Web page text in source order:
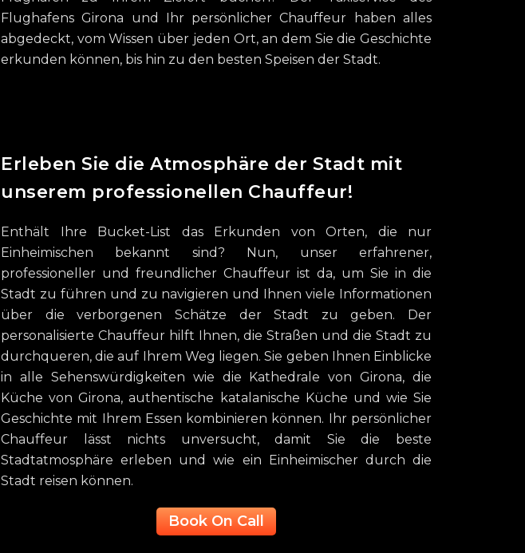
Flughafens Girona und Ihr persönlicher Chauffeur haben alles
abgedeckt, vom Wissen über jeden Ort, an dem Sie die Geschichte
erkunden können, bis hin zu den besten Speisen der Stadt.
Erleben Sie die Atmosphäre der Stadt mit
unserem professionellen Chauffeur!
Enthält Ihre Bucket-List das Erkunden von Orten, die nur
Einheimischen bekannt sind? Nun, unser erfahrener,
professioneller und freundlicher Chauffeur ist da, um Sie in die
Stadt zu führen und zu navigieren und Ihnen viele Informationen
über die verborgenen Schätze der Stadt zu geben. Der
personalisierte Chauffeur hilft Ihnen, die Straßen und die Stadt zu
durchqueren, die auf Ihrem Weg liegen. Sie geben Ihnen Einblicke
in alle Sehenswürdigkeiten wie die Kathedrale von Girona, die
Küche von Girona, authentische katalanische Küche und wie Sie
Geschichte mit Ihrem Essen kombinieren können. Ihr persönlicher
Chauffeur lässt nichts unversucht, damit Sie die beste
Stadtatmosphäre erleben und wie ein Einheimischer durch die
Stadt reisen können.
Book On Call